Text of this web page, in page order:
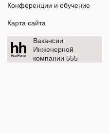
Конференции и обучение
Карта сайта
Вакансии
Инженерной
компании 555